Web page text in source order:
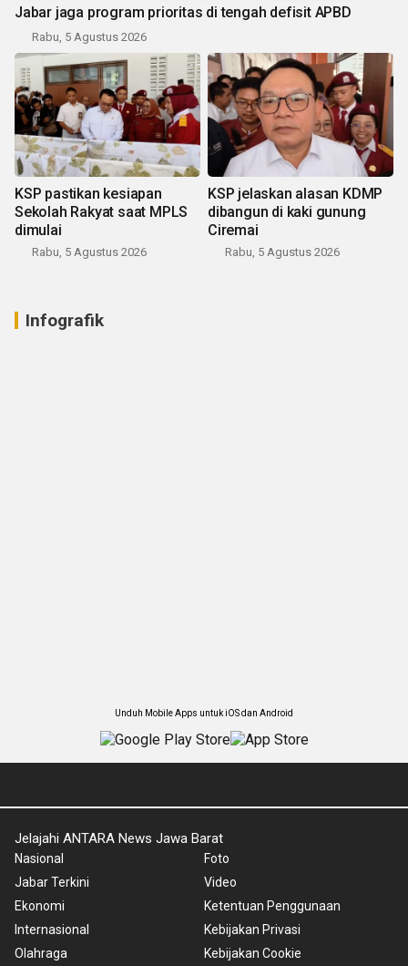
Jabar jaga program prioritas di tengah defisit APBD
Rabu, 5 Agustus 2026
KSP pastikan kesiapan
Sekolah Rakyat saat MPLS
dimulai
Rabu, 5 Agustus 2026
KSP jelaskan alasan KDMP
dibangun di kaki gunung
Ciremai
Rabu, 5 Agustus 2026
Infografik
Unduh Mobile Apps untuk iOS dan Android
Jelajahi ANTARA News Jawa Barat
Nasional
Jabar Terkini
Ekonomi
Internasional
Olahraga
Foto
Video
Ketentuan Penggunaan
Kebijakan Privasi
Kebijakan Cookie